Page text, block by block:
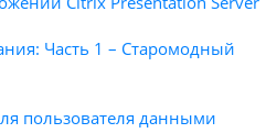
Часть 1 – Старомодный
пользователя данными